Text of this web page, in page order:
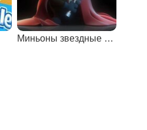
Миньоны звездные войны: пазлы